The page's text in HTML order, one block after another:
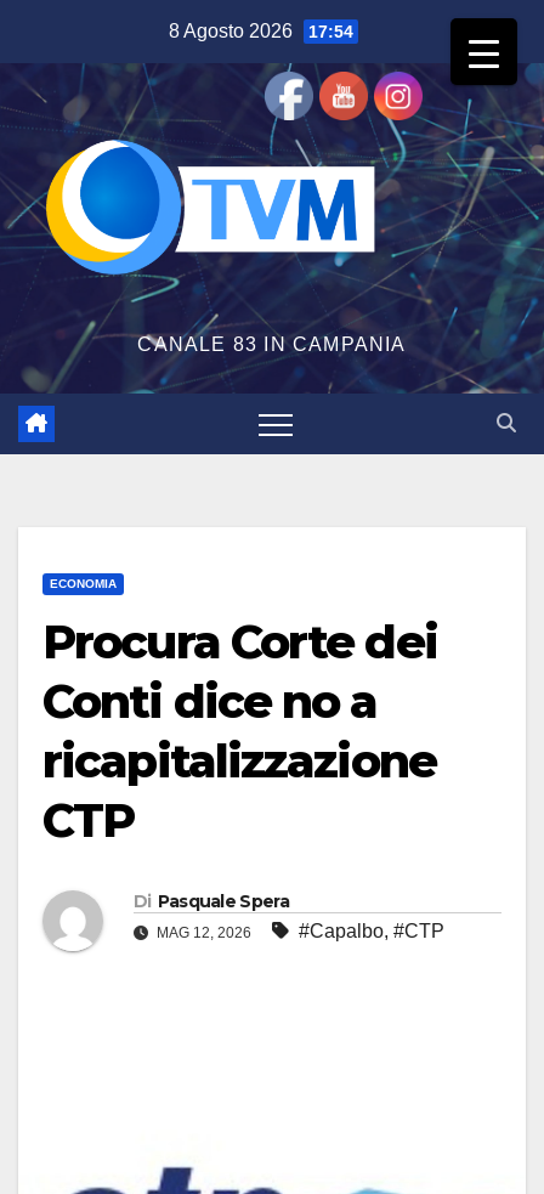
contenuto
8 Agosto 2026 17:54
CANALE 83 IN CAMPANIA
ECONOMIA
Procura Corte dei
Conti dice no a
ricapitalizzazione
CTP
Di Pasquale Spera
MAG 12, 2026 #Capalbo, #CTP